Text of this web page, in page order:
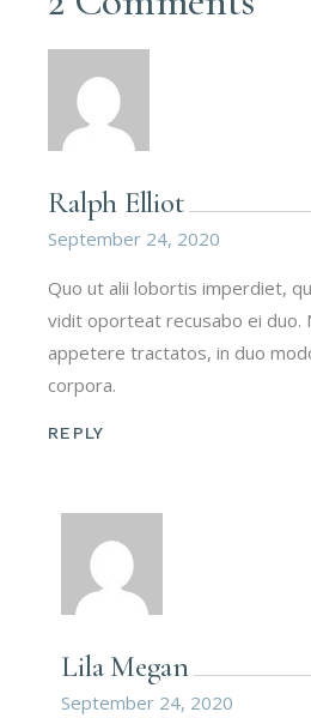
Ralph Elliot
September 24, 2020
Quo ut alii lobortis imperdiet,
vidit oporteat recusabo ei duo.
appetere tractatos, in duo
corpora.
REPLY
Lila Megan
September 24, 2020